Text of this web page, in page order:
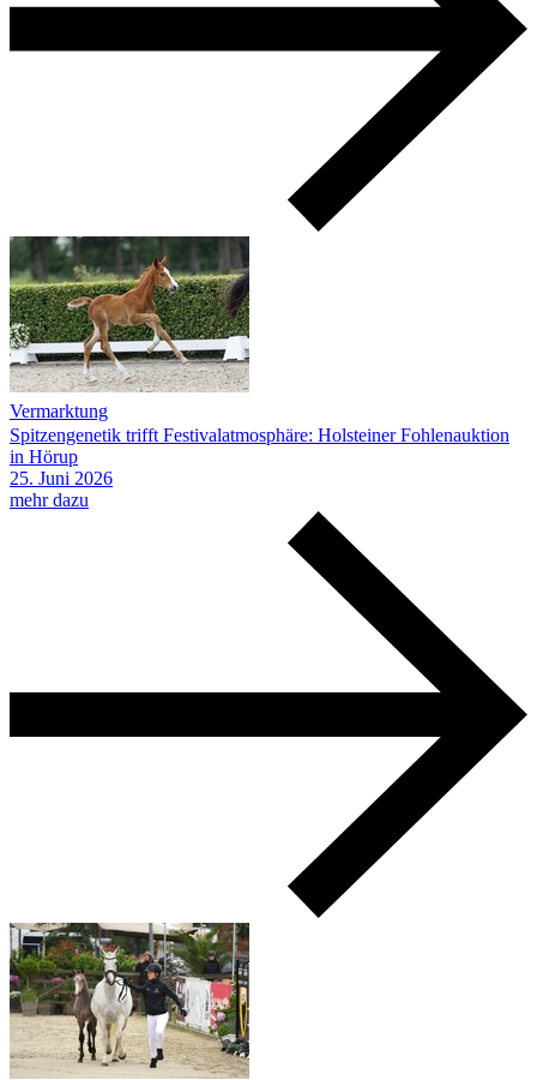
Vermarktung
Spitzengenetik trifft Festivalatmosphäre: Holsteiner Fohlenauktion
in Hörup
25. Juni 2026
mehr dazu